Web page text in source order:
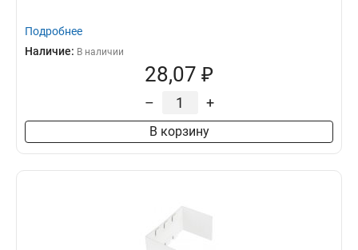
Подробнее
Наличие: В наличии
28,07 ₽
– +
В корзину